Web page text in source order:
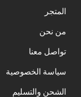
المتجر
من نحن
تواصل معنا
سياسة الخصوصية
الشحن والتسليم